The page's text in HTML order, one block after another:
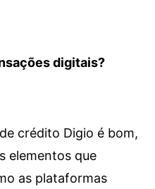
digitais?
crédito Digio é bom,
elementos que
as plataformas